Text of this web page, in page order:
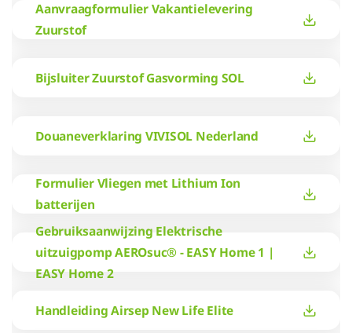
Aanvraagformulier Vakantielevering
Zuurstof
Bijsluiter Zuurstof Gasvorming SOL
Douaneverklaring VIVISOL Nederland
Formulier Vliegen met Lithium Ion
batterijen
Gebruiksaanwijzing Elektrische
uitzuigpomp AEROsuc® - EASY Home 1 |
EASY Home 2
Handleiding Airsep New Life Elite